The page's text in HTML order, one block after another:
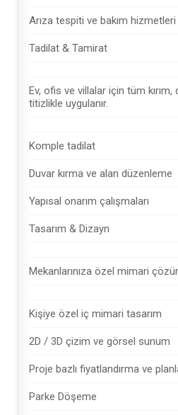
Arıza tespiti ve bakım hizmetleri
Tadilat & Tamirat
Ev, ofis ve villalar için tüm
titizlikle uygulanır.
Komple tadilat
Duvar kırma ve alan düzenleme
Yapısal onarım çalışmaları
Tasarım & Dizayn
Mekanlarınıza özel mimari
Kişiye özel iç mimari tasarım
2D / 3D çizim ve görsel sunum
Proje bazlı fiyatlandırma ve
Parke Döşeme